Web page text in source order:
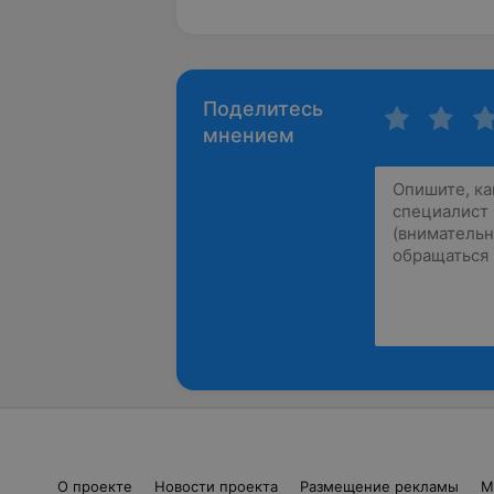
Поделитесь
мнением
О проекте Новости проекта Размещение рекламы